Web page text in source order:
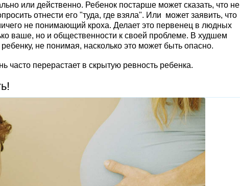
или действенно. Ребенок постарше может сказать, что не
отнести его "туда, где взяла". Или может заявить, что
не понимающий кроха. Делает это первенец в людных
ваше, но и общественности к своей проблеме. В худшем
не понимая, насколько это может быть опасно.
часто перерастает в скрытую ревность ребенка.